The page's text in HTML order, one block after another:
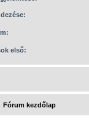
első:
Fórum kezdőlap